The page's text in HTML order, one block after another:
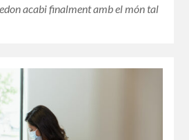
acabi finalment amb el món tal